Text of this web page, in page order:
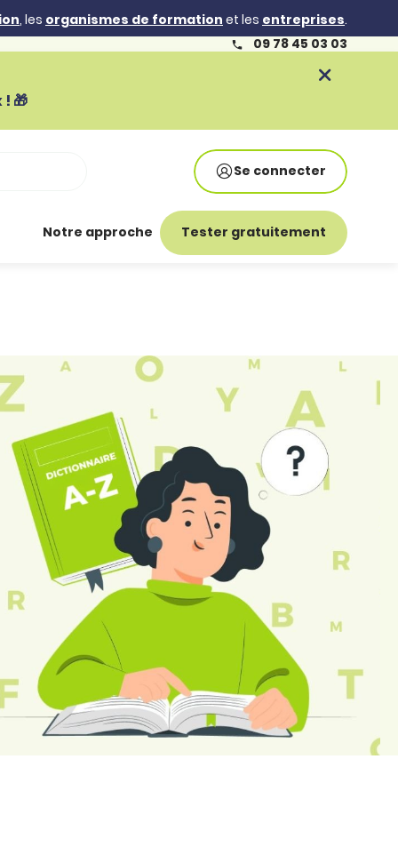
, les organismes de formation et les entreprises.
09 78 45 03 03
🎁
Se connecter
Notre approche Tester gratuitement